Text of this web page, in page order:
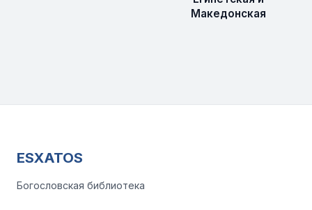
Македонская
ESXATOS
Богословская библиотека